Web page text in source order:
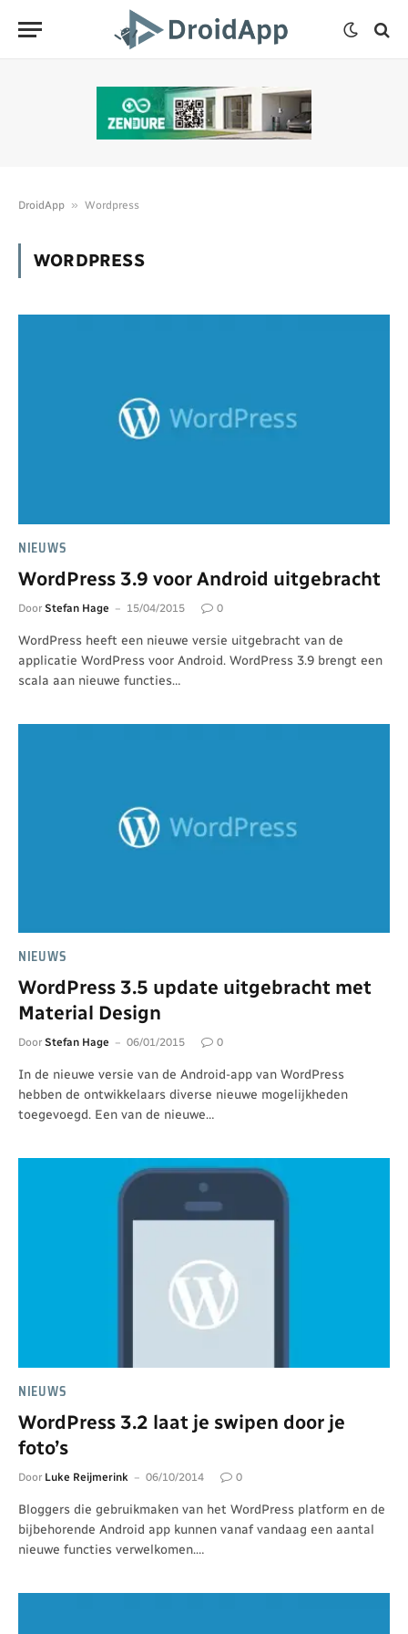
DroidApp » Wordpress
WORDPRESS
NIEUWS
WordPress 3.9 voor Android uitgebracht
Door Stefan Hage 15/04/2015 0
WordPress heeft een nieuwe versie uitgebracht van de
applicatie WordPress voor Android. WordPress 3.9 brengt een
scala aan nieuwe functies…
NIEUWS
WordPress 3.5 update uitgebracht met
Material Design
Door Stefan Hage 06/01/2015 0
In de nieuwe versie van de Android-app van WordPress
hebben de ontwikkelaars diverse nieuwe mogelijkheden
toegevoegd. Een van de nieuwe…
NIEUWS
WordPress 3.2 laat je swipen door je
foto’s
Door Luke Reijmerink 06/10/2014 0
Bloggers die gebruikmaken van het WordPress platform en de
bijbehorende Android app kunnen vanaf vandaag een aantal
nieuwe functies verwelkomen.…